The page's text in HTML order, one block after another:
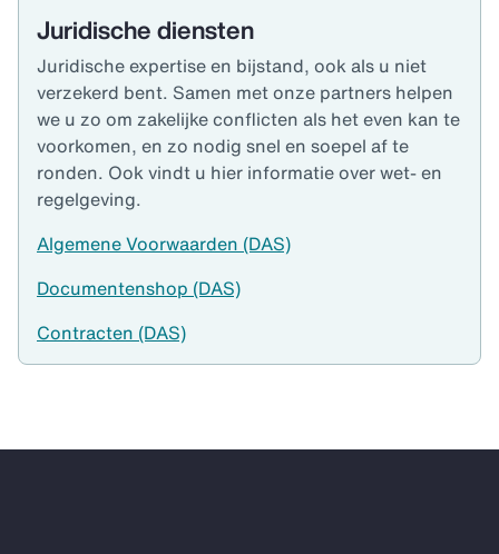
Juridische diensten
Juridische expertise en bijstand, ook als u niet
verzekerd bent. Samen met onze partners helpen
we u zo om zakelijke conflicten als het even kan te
voorkomen, en zo nodig snel en soepel af te
ronden. Ook vindt u hier informatie over wet- en
regelgeving.
Algemene Voorwaarden (DAS)
Documentenshop (DAS)
Contracten (DAS)